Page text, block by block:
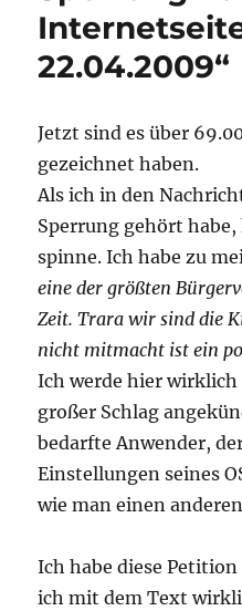
22.04.2009“
Jetzt sind es über
gezeichnet haben.
Als ich in den
Sperrung gehört
spinne. Ich habe zu
eine der größten
Zeit. Trara wir sind die
nicht mitmacht ist ein
Ich werde hier
großer Schlag
bedarfte Anwender,
Einstellungen seines
wie man einen
Ich habe diese
ich mit dem Text